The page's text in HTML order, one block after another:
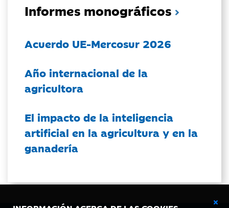
Informes monográficos
Acuerdo UE-Mercosur 2026
Año internacional de la
agricultora
El impacto de la inteligencia
artificial en la agricultura y en la
ganadería